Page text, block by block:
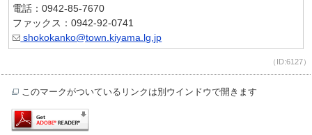
電話：0942-85-7670
ファックス：0942-92-0741
shokokanko@town.kiyama.lg.jp
（ID:6127）
このマークがついているリンクは別ウインドウで開きます